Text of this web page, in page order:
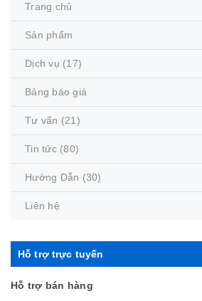
Trang chủ
Sản phẩm
Dịch vụ (17)
Bảng báo giá
Tư vấn (21)
Tin tức (80)
Hướng Dẫn (30)
Liên hệ
Hỗ trợ trực tuyến
Hỗ trợ bán hàng